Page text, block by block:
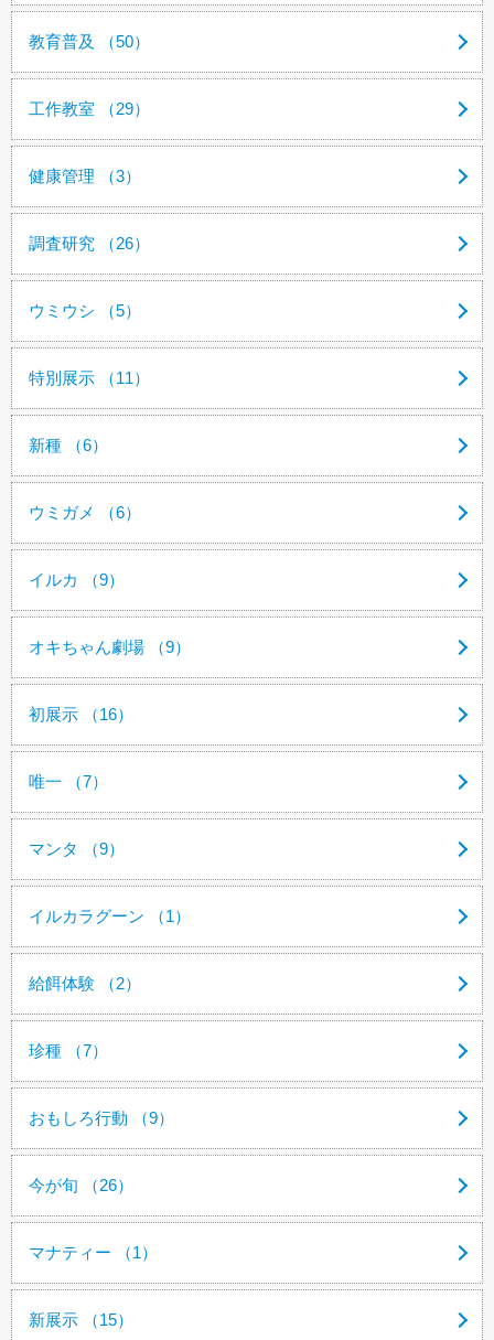
教育普及 （50）
工作教室 （29）
健康管理 （3）
調査研究 （26）
ウミウシ （5）
特別展示 （11）
新種 （6）
ウミガメ （6）
イルカ （9）
オキちゃん劇場 （9）
初展示 （16）
唯一 （7）
マンタ （9）
イルカラグーン （1）
給餌体験 （2）
珍種 （7）
おもしろ行動 （9）
今が旬 （26）
マナティー （1）
新展示 （15）